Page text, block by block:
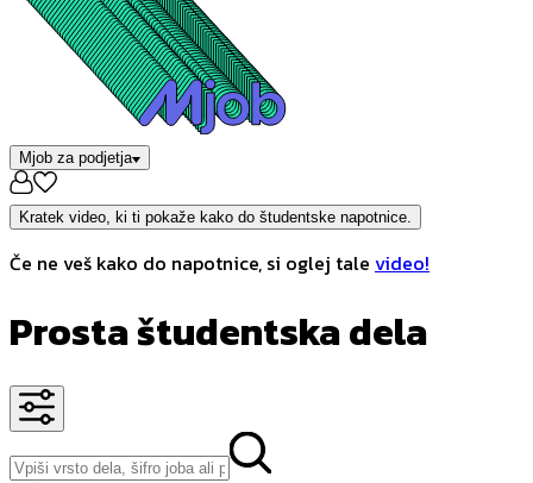
Mjob za podjetja
Kratek video, ki ti pokaže kako do študentske napotnice.
Če ne veš kako do napotnice, si oglej tale video!
Prosta študentska dela